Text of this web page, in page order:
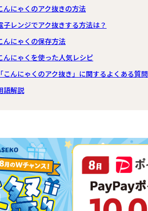
んにゃくのアク抜きの方法
子レンジでアク抜きする方法は？
んにゃくの保存方法
んにゃくを使った人気レシピ
「こんにゃくのアク抜き」に関するよくある質問
語解説